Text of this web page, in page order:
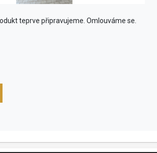
teprve připravujeme. Omlouváme se.